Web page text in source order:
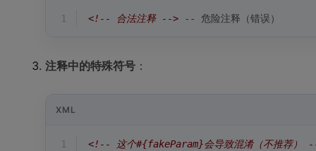
1 <!-- 合法注释 --> -- 危险注释（错误）
注释中的特殊符号 ：
XML
1 <!-- 这个#{fakeParam}会导致混淆（不推荐）